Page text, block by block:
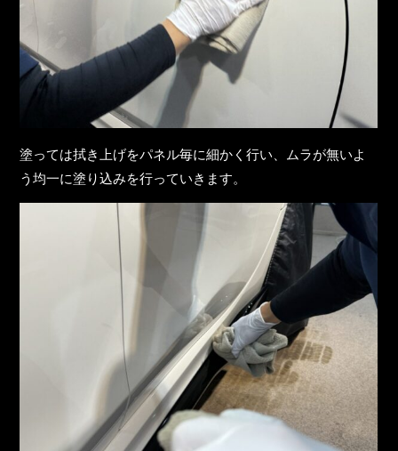
塗っては拭き上げをパネル毎に細かく行い、ムラが無いよ
う均一に塗り込みを行っていきます。